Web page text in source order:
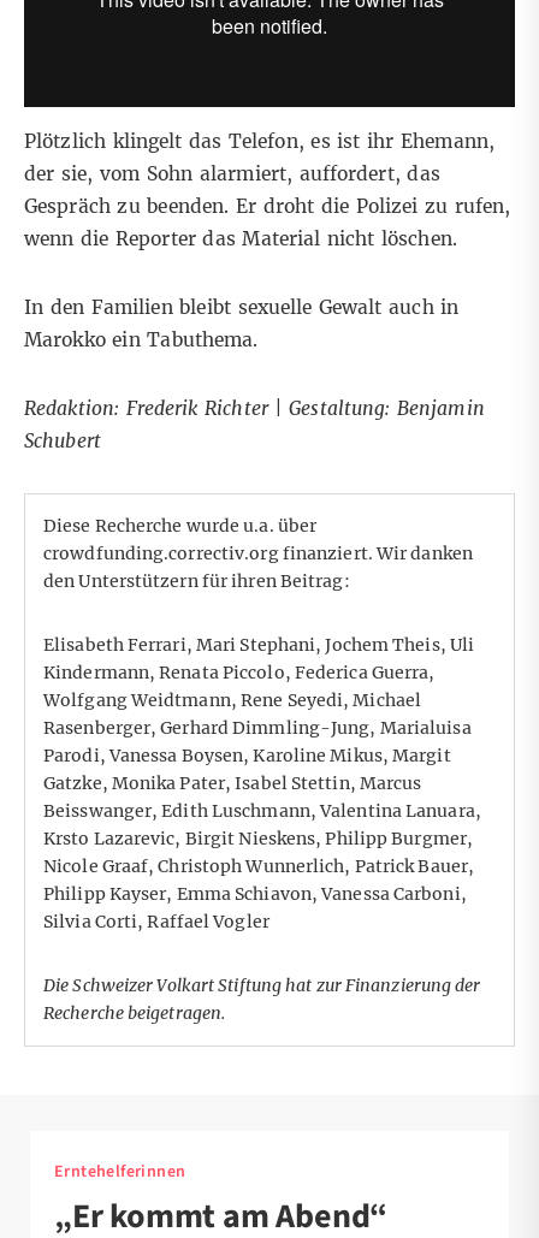
Plötzlich klingelt das Telefon, es ist ihr Ehemann,
der sie, vom Sohn alarmiert, auffordert, das
Gespräch zu beenden. Er droht die Polizei zu rufen,
wenn die Reporter das Material nicht löschen.
In den Familien bleibt sexuelle Gewalt auch in
Marokko ein Tabuthema.
Redaktion: Frederik Richter | Gestaltung: Benjamin
Schubert
Diese Recherche wurde u.a. über
crowdfunding.correctiv.orgfinanziert. Wir danken
den Unterstützern für ihren Beitrag:
Elisabeth Ferrari, Mari Stephani, Jochem Theis, Uli
Kindermann, Renata Piccolo, Federica Guerra,
Wolfgang Weidtmann, Rene Seyedi, Michael
Rasenberger, Gerhard Dimmling-Jung, Marialuisa
Parodi, Vanessa Boysen, Karoline Mikus, Margit
Gatzke, Monika Pater, Isabel Stettin, Marcus
Beisswanger, Edith Luschmann, Valentina Lanuara,
Krsto Lazarevic, Birgit Nieskens, Philipp Burgmer,
Nicole Graaf, Christoph Wunnerlich, Patrick Bauer,
Philipp Kayser, Emma Schiavon, Vanessa Carboni,
Silvia Corti, Raffael Vogler
Die SchweizerVolkart Stiftung hat zur Finanzierung der
Recherche beigetragen.
Erntehelferinnen
„Er kommt am Abend“